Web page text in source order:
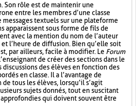
Son rôle est de maintenir une
entre les membres d’une classe
messages textuels sur une plateforme
apparaissent sous forme de fils de
avec la mention du nom de l’auteur
l’heure de diffusion. Bien qu’elle soit
par ailleurs, facile à modifier. Le Forum
de créer des sections dans le
des élèves en fonction des
en classe. Il a l’avantage de
tous les élèves, lorsqu’il s’agit
sujets donnés, tout en suscitant
qui doivent souvent être